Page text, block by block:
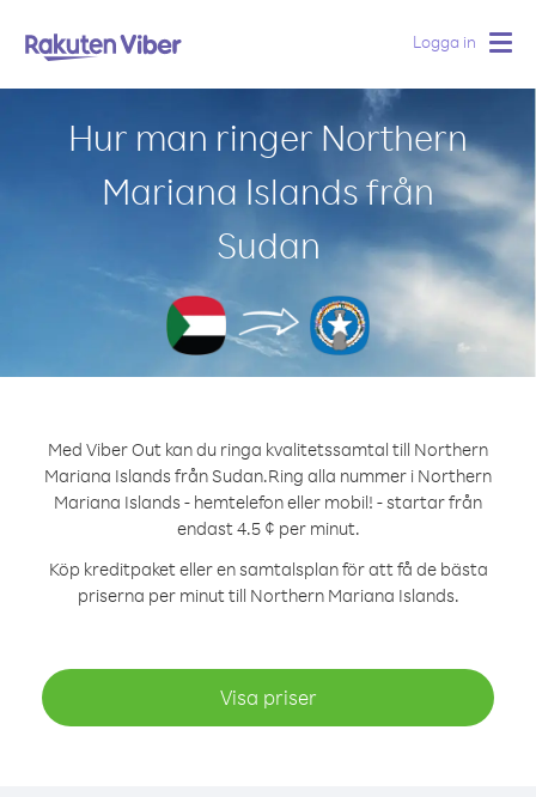
Logga in
Hur man ringer Northern
Mariana Islands från
Sudan
Med Viber Out kan du ringa kvalitetssamtal till Northern
Mariana Islands från Sudan.Ring alla nummer i Northern
Mariana Islands - hemtelefon eller mobil! - startar från
endast 4.5 ¢ per minut.
Köp kreditpaket eller en samtalsplan för att få de bästa
priserna per minut till Northern Mariana Islands.
Visa priser